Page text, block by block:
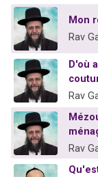
Mon
Rav
D'où
Rav
Rav